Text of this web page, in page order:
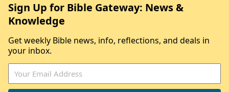
Sign Up for Bible Gateway: News &
Knowledge
Get weekly Bible news, info, reflections, and deals in
your inbox.